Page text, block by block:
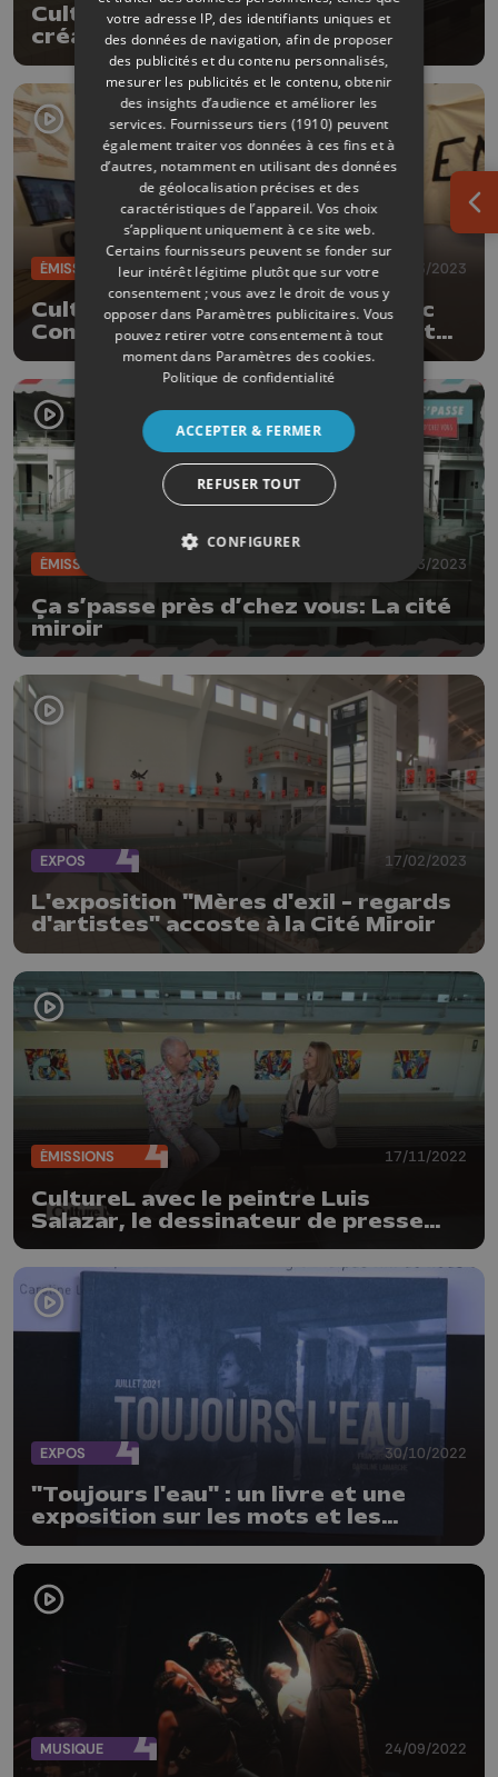
Cultures en transitions : une
création pluridisciplinaire pour
booster la transition alimentaire
ÉMISSIONS 09/03/2023
CultureL avec "Urgence" par Adoc
Compagnie, Lemon Felixe et Val et
les Bateleurs
ÉMISSIONS 07/03/2023
Ça s’passe près d’chez vous: La cité
miroir
EXPOS 17/02/2023
L'exposition "Mères d'exil - regards
d'artistes" accoste à la Cité Miroir
ÉMISSIONS 17/11/2022
CultureL avec le peintre Luis
Salazar, le dessinateur de presse
Pierre Kroll et le saxophoniste
Fabrice Alleman
EXPOS 30/10/2022
"Toujours l'eau" : un livre et une
exposition sur les mots et les
inondations
MUSIQUE 24/09/2022
votre adresse IP, des identifiants uniques et
des données de navigation, afin de proposer
des publicités et du contenu personnalisés,
mesurer les publicités et le contenu, obtenir
des insights d’audience et améliorer les
services. Fournisseurs tiers (1910) peuvent
également traiter vos données à ces fins et à
d’autres, notamment en utilisant des données
de géolocalisation précises et des
caractéristiques de l’appareil. Vos choix
s’appliquent uniquement à ce site web.
Certains fournisseurs peuvent se fonder sur
leur intérêt légitime plutôt que sur votre
consentement ; vous avez le droit de vous y
opposer dans Paramètres publicitaires. Vous
pouvez retirer votre consentement à tout
moment dans Paramètres des cookies.
Politique de confidentialité
ACCEPTER & FERMER
REFUSER TOUT
CONFIGURER